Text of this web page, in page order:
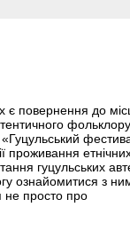
повернення до
проживання етнічних
гуцульських
ознайомитися з
не просто про